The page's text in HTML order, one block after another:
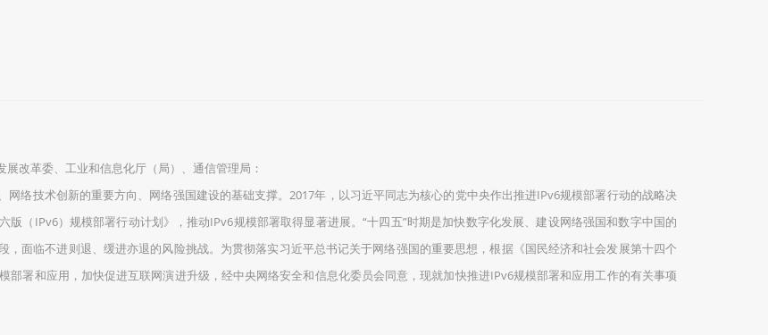
改革委、工业和信息化厅（局）、通信管理局：
技术创新的重要方向、网络强国建设的基础支撑。2017年，以习近平同志为核心的党中央作出推进IPv6规模部署行动的战略决
（IPv6）规模部署行动计划》，推动IPv6规模部署取得显著进展。“十四五”时期是加快数字化发展、建设网络强国和数字中国的
面临不进则退、缓进亦退的风险挑战。为贯彻落实习近平总书记关于网络强国的重要思想，根据《国民经济和社会发展第十四个
部署和应用，加快促进互联网演进升级，经中央网络安全和信息化委员会同意，现就加快推进IPv6规模部署和应用工作的有关事项